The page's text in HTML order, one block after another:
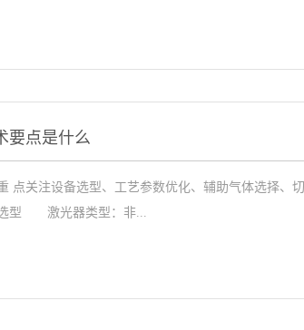
要点是什么
关注设备选型、工艺参数优化、辅助气体选择、
型 激光器类型：非...